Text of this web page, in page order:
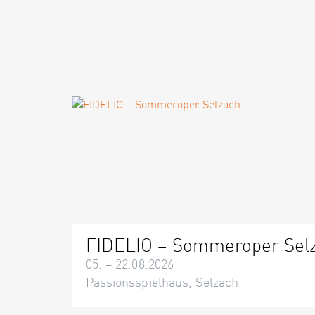
FIDELIO – Sommeroper
05. – 22.08.2026
Passionsspielhaus, Selzach